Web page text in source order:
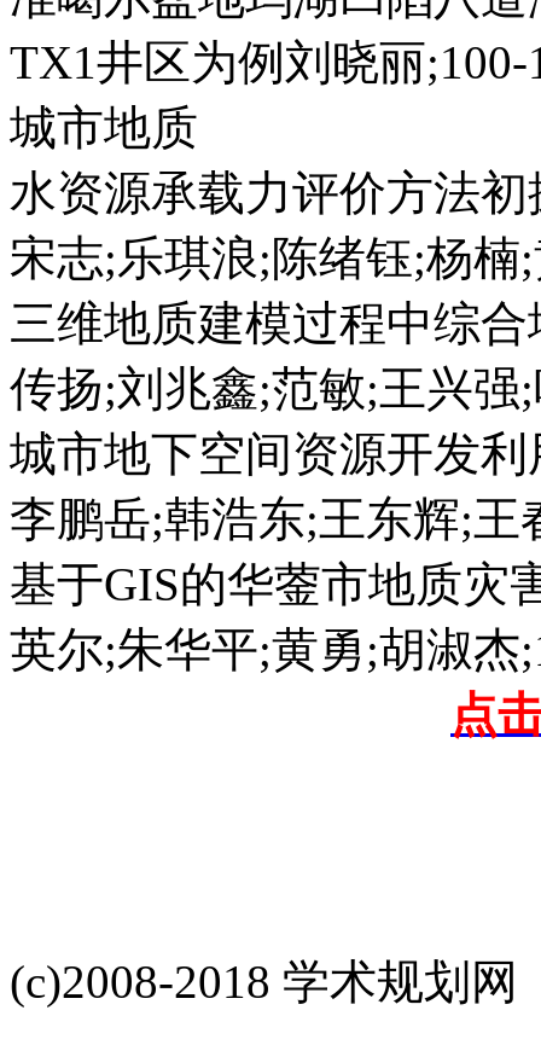
TX1井区为例刘晓丽;100-
城市地质
水资源承载力评价方法
宋志;乐琪浪;陈绪钰;杨楠
三维地质建模过程中综
传扬;刘兆鑫;范敏;王兴强
城市地下空间资源开发
李鹏岳;韩浩东;王东辉;王
基于GIS的华蓥市地质灾
英尔;朱华平;黄勇;胡淑杰
点
(c)2008-2018 学术规划网